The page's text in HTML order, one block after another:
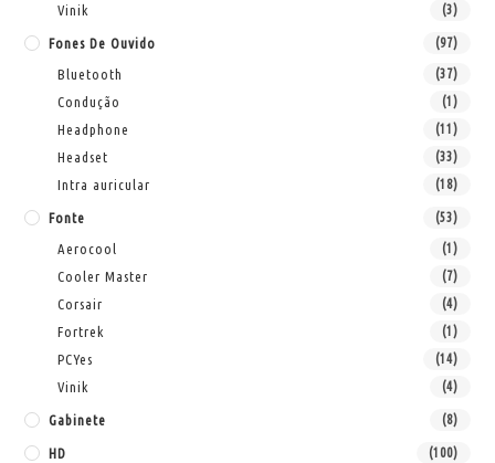
Vinik (3)
Fones De Ouvido (97)
Bluetooth (37)
Condução (1)
Headphone (11)
Headset (33)
Intra auricular (18)
Fonte (53)
Aerocool (1)
Cooler Master (7)
Corsair (4)
Fortrek (1)
PCYes (14)
Vinik (4)
Gabinete (8)
HD (100)